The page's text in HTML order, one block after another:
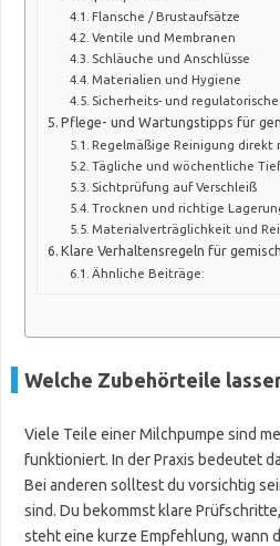
Flansche / Brustaufsätze
Ventile und Membranen
Schläuche und Anschlüsse
Materialien und Hygiene
Sicherheits- und
Pflege- und Wartungstipps für
Regelmäßige Reinigung direkt
Tägliche und wöchentliche
Sichtprüfung auf Verschleiß
Trocknen und richtige
Materialverträglichkeit und
Klare Verhaltensregeln für
Ähnliche Beiträge:
Welche Zubehörteile
Viele Teile einer Milchpumpe sind
funktioniert. In der Praxis bedeutet
Bei anderen solltest du vorsichtig
sind. Du bekommst klare
steht eine kurze Empfehlung, wann